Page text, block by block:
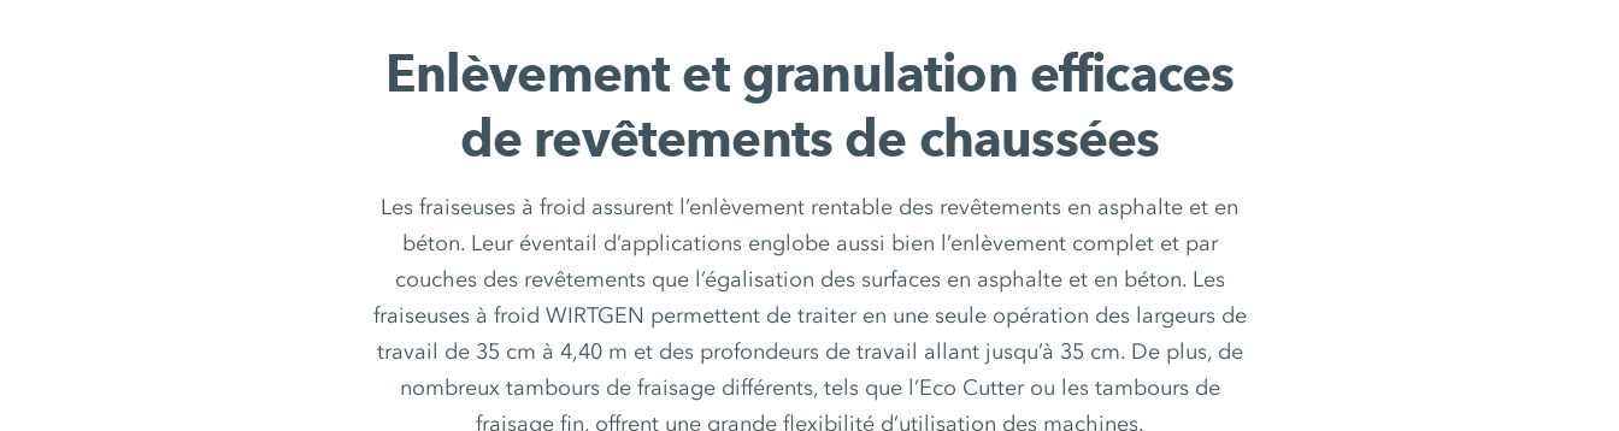
Enlèvement et granulation efficaces
de revêtements de chaussées
Les fraiseuses à froid assurent l’enlèvement rentable des revêtements en asphalte et en
béton. Leur éventail d’applications englobe aussi bien l’enlèvement complet et par
couches des revêtements que l’égalisation des surfaces en asphalte et en béton. Les
fraiseuses à froid WIRTGEN permettent de traiter en une seule opération des largeurs de
travail de 35 cm à 4,40 m et des profondeurs de travail allant jusqu’à 35 cm. De plus, de
nombreux tambours de fraisage différents, tels que l’Eco Cutter ou les tambours de
fraisage fin, offrent une grande flexibilité d’utilisation des machines.